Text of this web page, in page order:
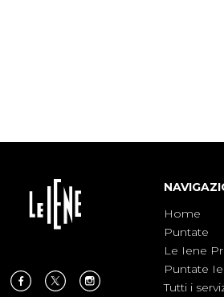
Home
Puntate
Le Iene
Puntate
Tutti i